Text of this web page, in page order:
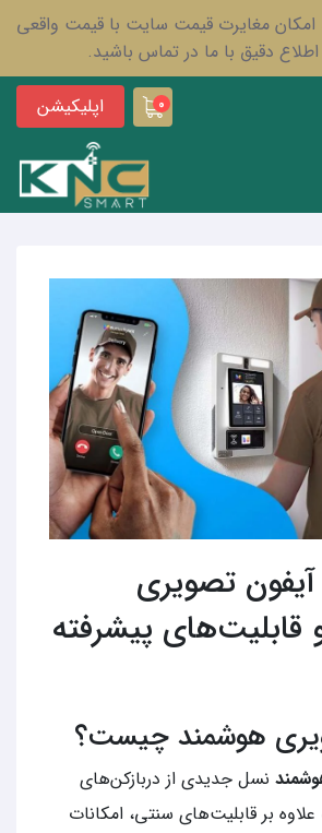
امکان مغایرت قیمت سایت با قیمت واقعی
دقیق با ما در تماس باشید.
0 اپلیکیشن
آیفون تصویری
پیشرفته
هوشمند چیست؟
نسل جدیدی از دربازکن‌های
بر قابلیت‌های سنتی، امکانات